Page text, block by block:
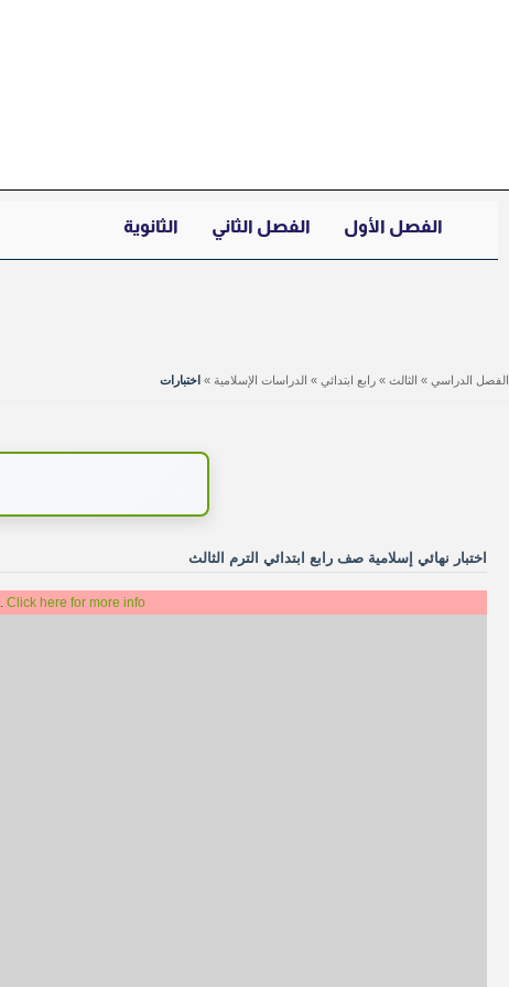
الفصل الأول الفصل الثاني الثانوية
الفصل الدراسي » الثالث » رابع ابتدائي » الدراسات الإسلامية » اختبارات
اختبار نهائي إسلامية صف رابع ابتدائي الترم الثالث
Click here for more info